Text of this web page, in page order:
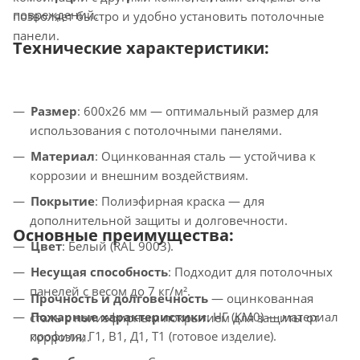
повреждений.
позволяет быстро и удобно установить потолочные
панели.
Технические характеристики:
Размер: 600x26 мм — оптимальный размер для
использования с потолочными панелями.
Материал: Оцинкованная сталь — устойчива к
коррозии и внешним воздействиям.
Покрытие: Полиэфирная краска — для
дополнительной защиты и долговечности.
Цвет: Белый (RAL 9003).
Несущая способность: Подходит для потолочных
панелей с весом до 7 кг/м².
Пожарные характеристики: НГ (КМ0) — материал
профиля; Г1, В1, Д1, Т1 (готовое изделие).
Основные преимущества:
Прочность и долговечность — оцинкованная
сталь с полиэфирным покрытием для защиты от
коррозии.